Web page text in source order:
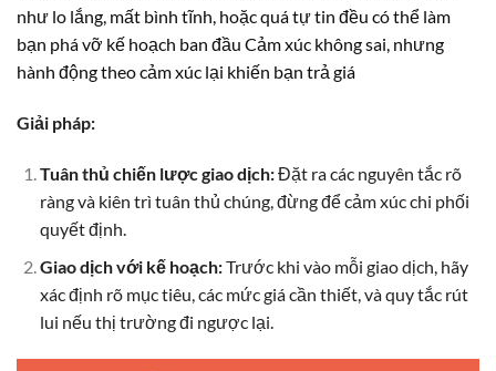
như lo lắng, mất bình tĩnh, hoặc quá tự tin đều có thể làm
bạn phá vỡ kế hoạch ban đầu Cảm xúc không sai, nhưng
hành động theo cảm xúc lại khiến bạn trả giá
Giải pháp:
Tuân thủ chiến lược giao dịch:Đặt ra các nguyên tắc rõ
ràng và kiên trì tuân thủ chúng, đừng để cảm xúc chi phối
quyết định.
Giao dịch với kế hoạch:Trước khi vào mỗi giao dịch, hãy
xác định rõ mục tiêu, các mức giá cần thiết, và quy tắc rút
lui nếu thị trường đi ngược lại.